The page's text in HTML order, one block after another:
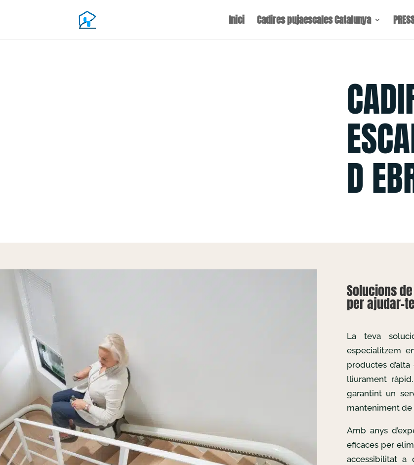
Inici Cadires pujaescales Catalunya
D
Solucions de
per ajudar-
La teva
especialitzem
productes
lliurament
garantint un
manteniment de
Amb anys
eficaces per
accessibilitat a